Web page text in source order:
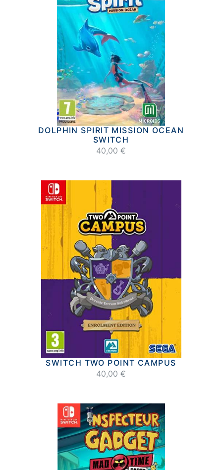
DOLPHIN SPIRIT MISSION OCEAN
SWITCH
40,00 €
SWITCH TWO POINT CAMPUS
40,00 €